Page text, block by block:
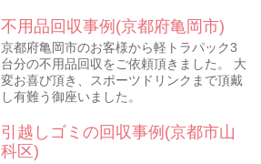
不用品回収事例(京都府亀岡市)
京都府亀岡市のお客様から軽トラパック3
台分の不用品回収をご依頼頂きました。 大
変お喜び頂き、スポーツドリンクまで頂戴
し有難う御座いました。
引越しゴミの回収事例(京都市山
科区)